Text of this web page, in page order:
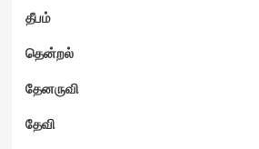
தீபம்
தென்றல்
தேனருவி
தேவி